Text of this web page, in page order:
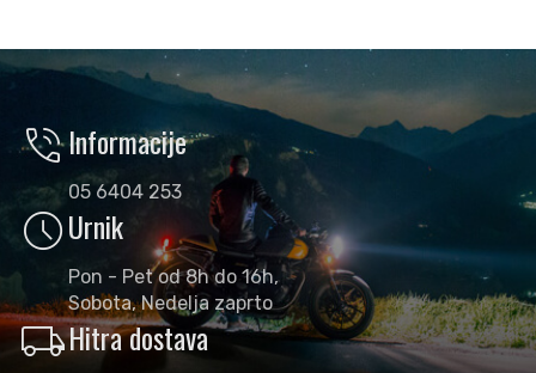
phone_in_talkInformacije
05 6404 253
scheduleUrnik
Pon - Pet od 8h do 16h,
Sobota, Nedelja zaprto
local_shippingHitra dostava